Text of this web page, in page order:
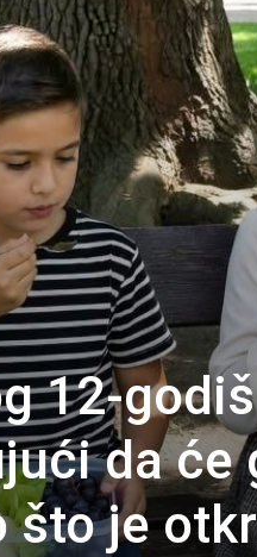
12-
da će
što je